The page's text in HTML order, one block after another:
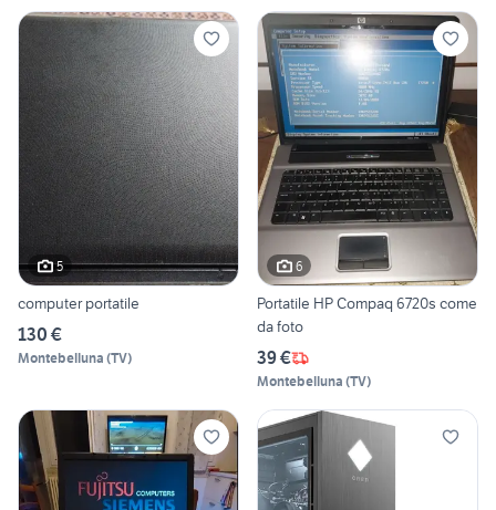
5
computer portatile
130 €
Montebelluna (TV)
6
Portatile HP Compaq 6720s come
da foto
39 €
Montebelluna (TV)